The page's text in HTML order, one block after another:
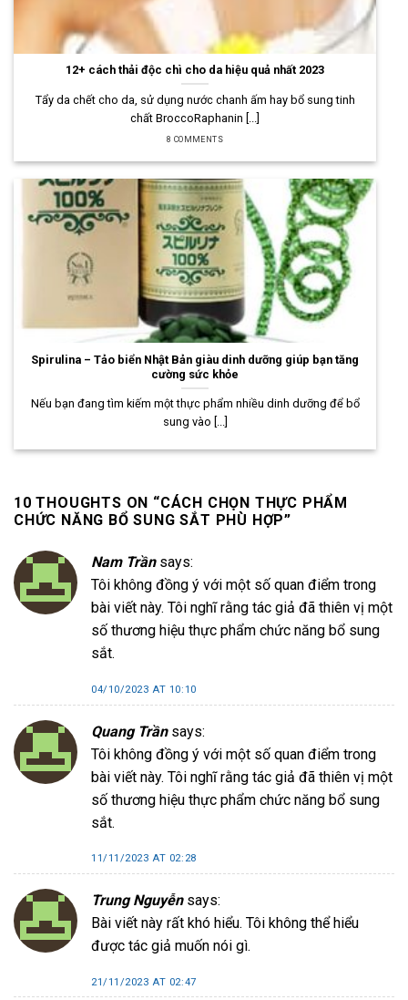
12+ cách thải độc chì cho da hiệu quả nhất 2023
Tẩy da chết cho da, sử dụng nước chanh ấm hay bổ sung tinh
chất BroccoRaphanin [...]
8 COMMENTS
Spirulina – Tảo biển Nhật Bản giàu dinh dưỡng giúp bạn tăng
cường sức khỏe
Nếu bạn đang tìm kiếm một thực phẩm nhiều dinh dưỡng để bổ
sung vào [...]
10 THOUGHTS ON “CÁCH CHỌN THỰC PHẨM
CHỨC NĂNG BỔ SUNG SẮT PHÙ HỢP”
Nam Trần says:
Tôi không đồng ý với một số quan điểm trong
bài viết này. Tôi nghĩ rằng tác giả đã thiên vị một
số thương hiệu thực phẩm chức năng bổ sung
sắt.
04/10/2023 AT 10:10
Quang Trần says:
Tôi không đồng ý với một số quan điểm trong
bài viết này. Tôi nghĩ rằng tác giả đã thiên vị một
số thương hiệu thực phẩm chức năng bổ sung
sắt.
11/11/2023 AT 02:28
Trung Nguyễn says:
Bài viết này rất khó hiểu. Tôi không thể hiểu
được tác giả muốn nói gì.
21/11/2023 AT 02:47